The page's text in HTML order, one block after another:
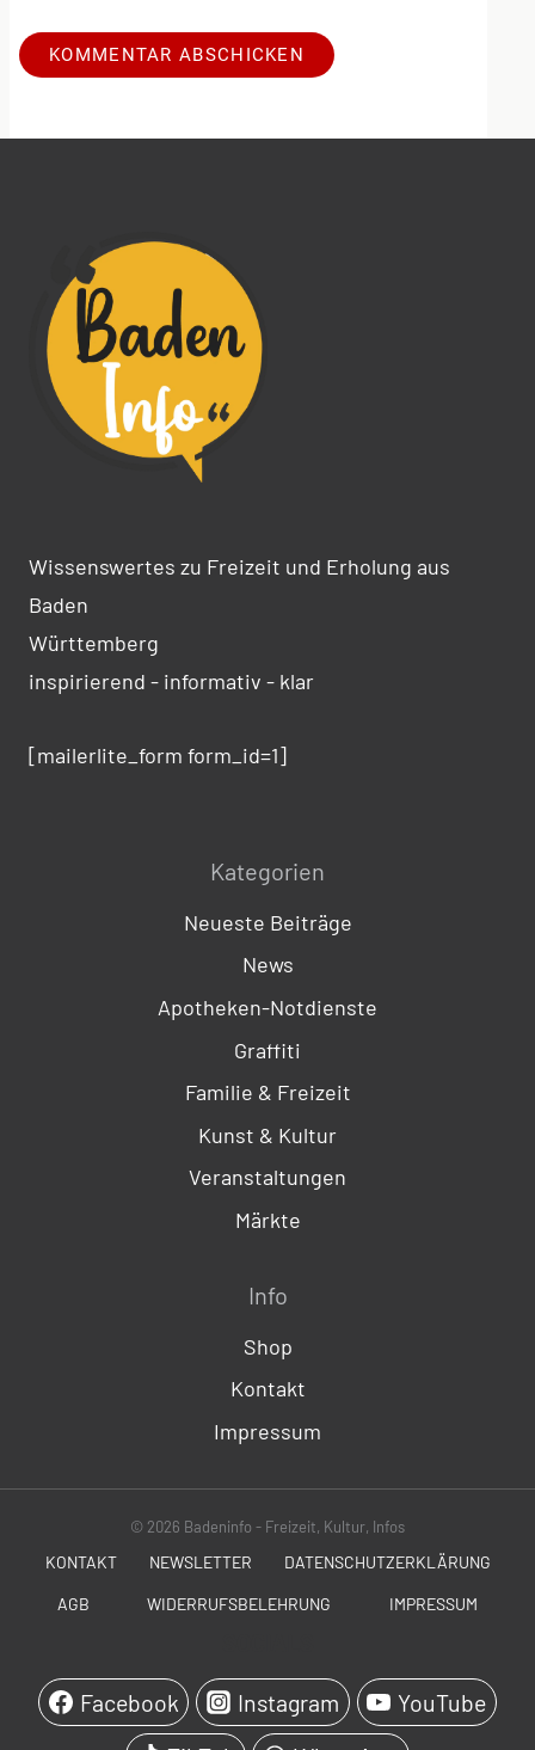
Wissenswertes zu Freizeit und Erholung aus
Baden
Württemberg
inspirierend - informativ - klar
[mailerlite_form form_id=1]
Kategorien
Neueste Beiträge
News
Apotheken-Notdienste
Graffiti
Familie & Freizeit
Kunst & Kultur
Veranstaltungen
Märkte
Info
Shop
Kontakt
Impressum
© 2026 Badeninfo - Freizeit, Kultur, Infos
KONTAKT NEWSLETTER DATENSCHUTZERKLÄRUNG
AGB WIDERRUFSBELEHRUNG IMPRESSUM
Facebook Instagram
YouTube